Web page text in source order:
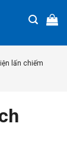
lấn chiếm